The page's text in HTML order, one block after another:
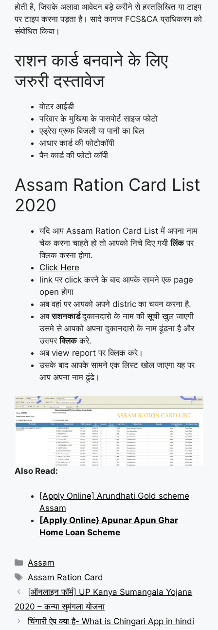
होती है, जिसके अलावा आवेदन बड़े करीने से हस्तलिखित या टाइप
पर टाइप करना पड़ता है। सादे कागज FCS&CA प्राधिकरण को
संबोधित किया।
राशन कार्ड बनवाने के लिए
जरुरी दस्‍तावेज
वोटर आईडी
परिवार के मुखिया के पासपोर्ट साइज फोटो
एड्रेस प्रूफ बिजली या पानी का बिल
आधार कार्ड की फोटोकॉपी
पैन कार्ड की फोटो कॉपी
Assam Ration Card List
2020
यदि आप Assam Ration Card List में अपना नाम
चेक करना चाहते हो तो आपको निचे दिए गयीलिंकपर
क्लिक करना होगा.
Click Here
link पर click करने के बाद आपके सामने एक page
open होगा
अब वहां पर आपको अपने distric का चयन करना है.
अबराशनकार्डदुकानदारो के नाम की सूची खुल जाएगी
उसमे से आपको अपना दुकानदारो के नाम ढूंढना है और
उसपरक्लिककरे.
अब view report पर क्लिक करे।
उसके बाद आपके सामने एक लिस्ट खोल जाएगा यह पर
आप अपना नाम ढूंढे।
Also Read:
[Apply Online] Arundhati Gold scheme
Assam
[Apply Online} Apunar Apun Ghar
Home Loan Scheme
Categories
Assam
Tags
Assam Ration Card
[ऑनलाइन फॉर्म] UP Kanya Sumangala Yojana
2020 – कन्या सुमंगला योजना
चिंगारी ऐप क्या है- What is Chingari App in hindi